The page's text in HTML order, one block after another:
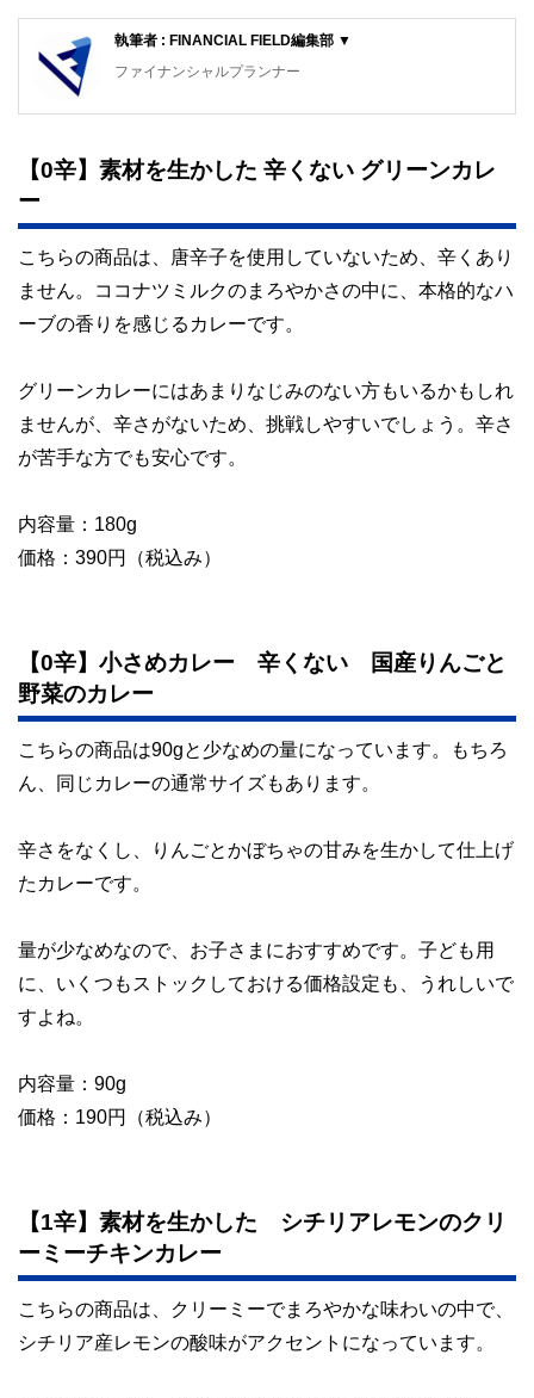
執筆者 : FINANCIAL FIELD編集部 ▼
ファイナンシャルプランナー
FinancialField編集部は、金融、経済に関する記事を、日々
知識がない方でも理解できるようわかりやすく発信していま
す。
験者で構成され、企画立案から記事掲載まですべての工程に
関わることで、読者目線のコンテンツを追求しています。
FinancialFieldの特徴は、ファイナンシャルプランナー、弁
士、行政書士、投資アナリスト、キャリアコンサルタントな
かしく感じられる年金や税金、相続、保険、ローンなどの話
をわかりやすく発信している点です。
やすさはもちろんのこと、読み応えのあるコンテンツと確か
な情報発信を実現しています。
【0辛】素材を生かした 辛くない グリーンカレ
ー
こちらの商品は、唐辛子を使用していないため、辛くあり
ません。ココナツミルクのまろやかさの中に、本格的なハ
ーブの香りを感じるカレーです。
グリーンカレーにはあまりなじみのない方もいるかもしれ
ませんが、辛さがないため、挑戦しやすいでしょう。辛さ
が苦手な方でも安心です。
内容量：180g
価格：390円（税込み）
【0辛】小さめカレー 辛くない 国産りんごと
野菜のカレー
こちらの商品は90gと少なめの量になっています。もちろ
ん、同じカレーの通常サイズもあります。
辛さをなくし、りんごとかぼちゃの甘みを生かして仕上げ
たカレーです。
量が少なめなので、お子さまにおすすめです。子ども用
に、いくつもストックしておける価格設定も、うれしいで
すよね。
内容量：90g
価格：190円（税込み）
【1辛】素材を生かした シチリアレモンのクリ
ーミーチキンカレー
こちらの商品は、クリーミーでまろやかな味わいの中で、
シチリア産レモンの酸味がアクセントになっています。